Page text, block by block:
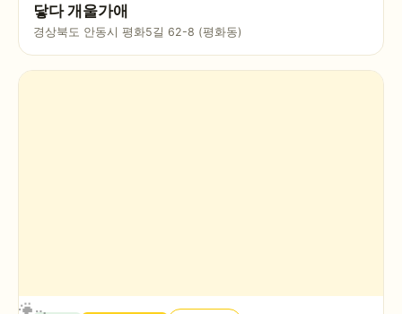
닿다 개울가애
경상북도 안동시 평화5길 62-8 (평화동)